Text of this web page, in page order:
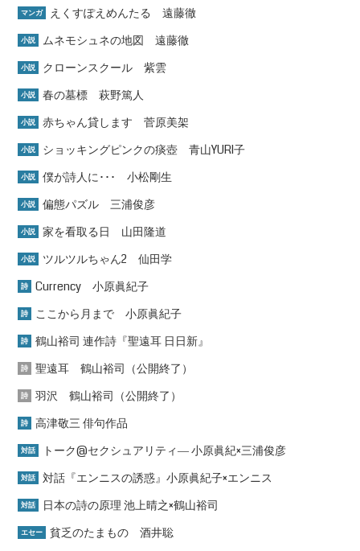
マンガ えくすぽえめんたる 遠藤徹
小説 ムネモシュネの地図 遠藤徹
小説 クローンスクール 紫雲
小説 春の墓標 萩野篤人
小説 赤ちゃん貸します 菅原美架
小説 ショッキングピンクの痰壺 青山YURI子
小説 僕が詩人に･･･ 小松剛生
小説 偏態パズル 三浦俊彦
小説 家を看取る日 山田隆道
小説 ツルツルちゃん2 仙田学
詩 Currency 小原眞紀子
詩 ここから月まで 小原眞紀子
詩 鶴山裕司 連作詩『聖遠耳 日日新』
詩 聖遠耳 鶴山裕司（公開終了）
詩 羽沢 鶴山裕司（公開終了）
詩 高津敬三 俳句作品
対話 トーク@セクシュアリティ― 小原眞紀×三浦俊彦
対話 対話『エンニスの誘惑』小原眞紀子×エンニス
対話 日本の詩の原理 池上晴之×鶴山裕司
エセー 貧乏のたまもの 酒井聡